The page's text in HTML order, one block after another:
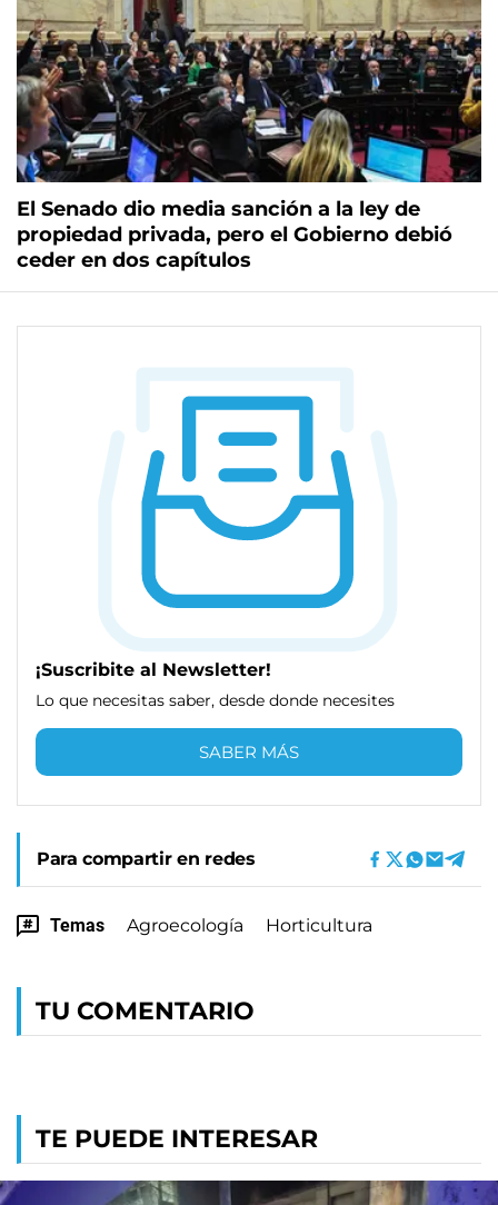
El Senado dio media sanción a la ley de
propiedad privada, pero el Gobierno debió
ceder en dos capítulos
¡Suscribite al Newsletter!
Lo que necesitas saber, desde donde necesites
SABER MÁS
Para compartir en redes
Temas Agroecología Horticultura
TU COMENTARIO
TE PUEDE INTERESAR